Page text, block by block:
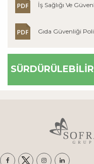
İş Sağlığı Ve
Gıda Güvenliği